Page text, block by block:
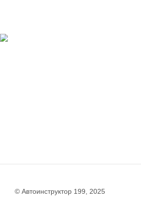
© Автоинструктор 199, 2025